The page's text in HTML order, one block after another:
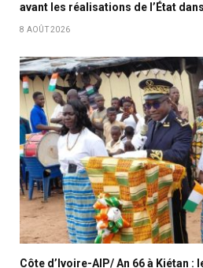
avant les réalisations de l’État
8 AOÛT 2026
Côte d’Ivoire-AIP/ An 66 à Kiétan